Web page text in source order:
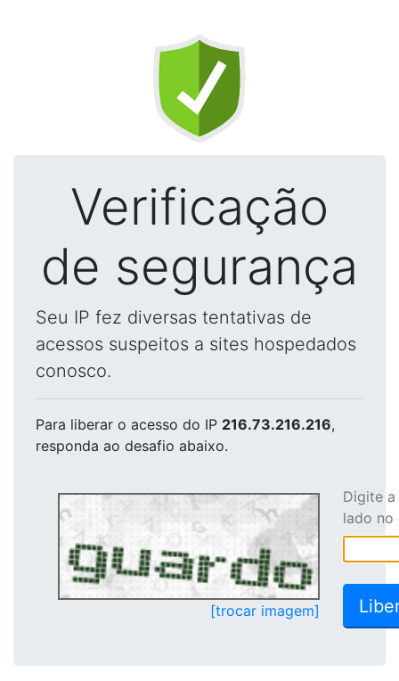
Verificação
de segurança
Seu IP fez diversas tentativas de
acessos suspeitos a sites hospedados
conosco.
Para liberar o acesso do IP 216.73.216.216,
responda ao desafio abaixo.
[trocar imagem]
Digite
lado no